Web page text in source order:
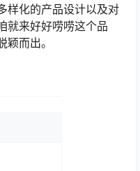
样化的产品设计以及对
就来好好唠唠这个品
而出。